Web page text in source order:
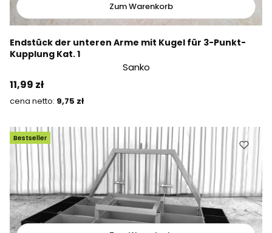
Zum Warenkorb
Endstück der unteren Arme mit Kugel für 3-Punkt-
Kupplung Kat. 1
Sanko
Preis
11,99 zł
Preis
9,75 zł
Bestseller